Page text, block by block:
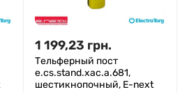
1 199,23 грн.
Тельферный пост
e.cs.stand.xac.a.681,
шестикнопочный, E-next